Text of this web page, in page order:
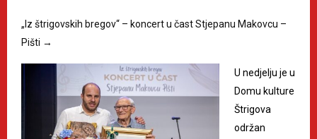
„Iz štrigovskih bregov“ – koncert u čast Stjepanu Makovcu –
Pišti →
U nedjelju je u
Domu kulture
Štrigova
održan